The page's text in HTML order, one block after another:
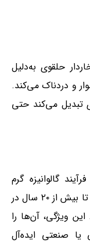
حلقوی به‌دلیل
و دردناک می‌کند.
تبدیل می‌کند حتی
گالوانیزه گرم
پوشش داده می‌شوند که عمر مفید آن‌ها را تا بیش از ۲۰ سال در
ویژگی، آن‌ها را
یا صنعتی ایده‌آل